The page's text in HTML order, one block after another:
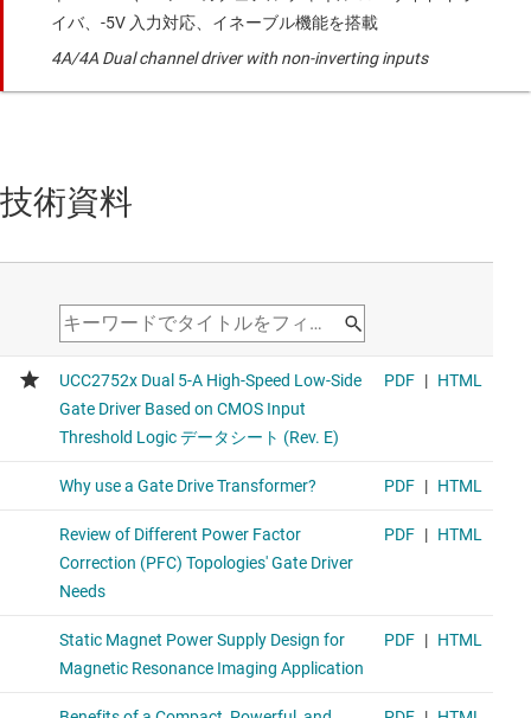
イバ、-5V 入力対応、イネーブル機能を搭載
4A/4A Dual channel driver with non-inverting inputs
技術資料